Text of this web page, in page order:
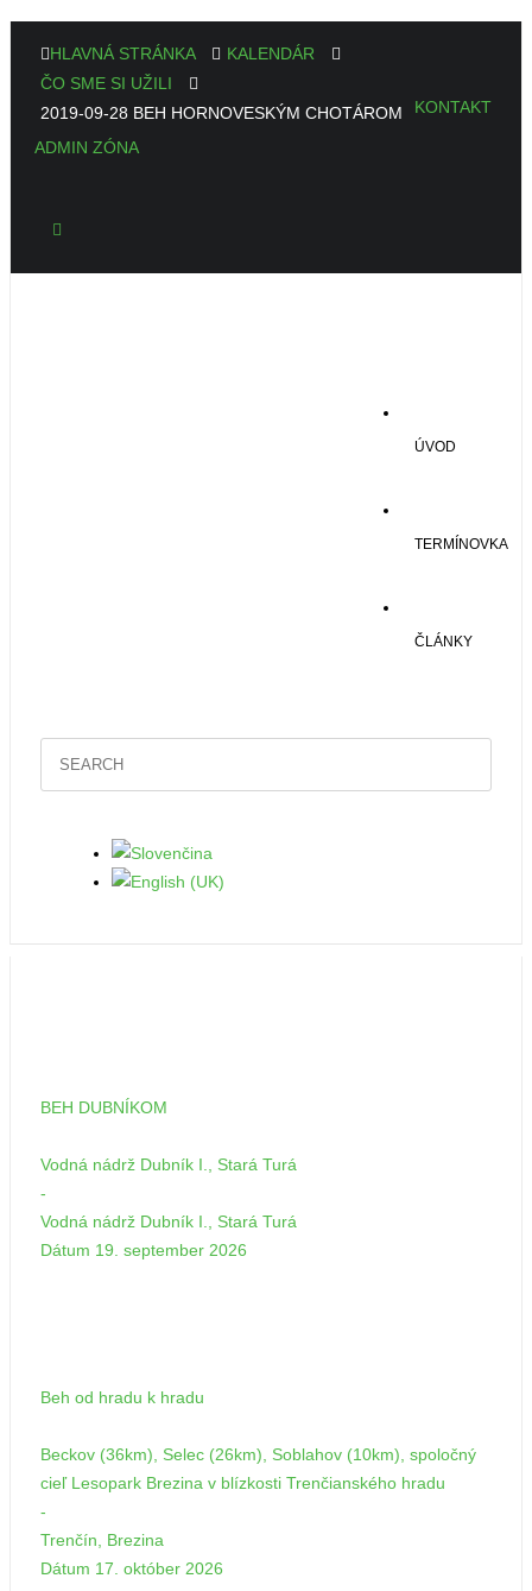
HLAVNÁ STRÁNKA
KALENDÁR
ČO SME SI UŽILI
2019-09-28 BEH HORNOVESKÝM CHOTÁROM
KONTAKT
ADMIN ZÓNA
ÚVOD
TERMÍNOVKA
ČLÁNKY
BEH DUBNÍKOM
Vodná nádrž Dubník I., Stará Turá
-
Vodná nádrž Dubník I., Stará Turá
Dátum 19. september 2026
Beh od hradu k hradu
Beckov (36km), Selec (26km), Soblahov (10km), spoločný
cieľ Lesopark Brezina v blízkosti Trenčianského hradu
-
Trenčín, Brezina
Dátum 17. október 2026